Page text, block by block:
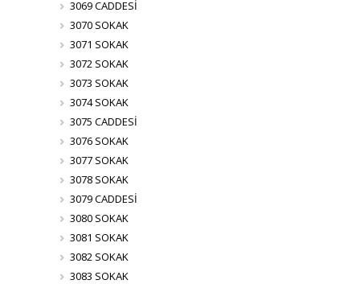
3069 CADDESİ
3070 SOKAK
3071 SOKAK
3072 SOKAK
3073 SOKAK
3074 SOKAK
3075 CADDESİ
3076 SOKAK
3077 SOKAK
3078 SOKAK
3079 CADDESİ
3080 SOKAK
3081 SOKAK
3082 SOKAK
3083 SOKAK